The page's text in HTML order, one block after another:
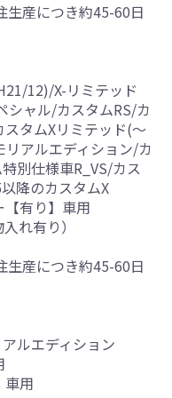
産につき約45-60日
12)/X-リミテッド
シャル/カスタムRS/カ
タムXリミテッド(～
アルエディション/カ
別仕様車R_VS/カス
降のカスタムX
有り】車用
れ有り）
産につき約45-60日
ルエディション
用